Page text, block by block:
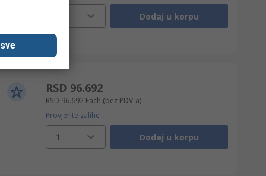
Dodaj u korpu
RSD 96.692
RSD 96.692 Each (bez PDV-a)
Provjerite zalihe
1 Dodaj u korpu